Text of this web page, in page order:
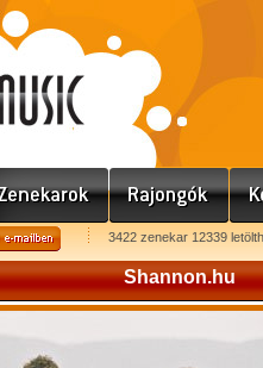
3422 zenekar 12339
Shannon.hu